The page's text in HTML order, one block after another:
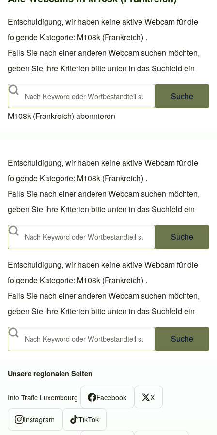
Entschuldigung, wir haben keine aktive Webcam für die
folgende Kategorie: M108k (Frankreich) .
Falls Sie nach einer anderen Webcam suchen möchten,
geben Sie Ihre Kriterien bitte unten in das Suchfeld ein
Suche
M108k (Frankreich) abonnieren
Entschuldigung, wir haben keine aktive Webcam für die
folgende Kategorie: M108k (Frankreich) .
Falls Sie nach einer anderen Webcam suchen möchten,
geben Sie Ihre Kriterien bitte unten in das Suchfeld ein
Suche
Entschuldigung, wir haben keine aktive Webcam für die
folgende Kategorie: M108k (Frankreich) .
Falls Sie nach einer anderen Webcam suchen möchten,
geben Sie Ihre Kriterien bitte unten in das Suchfeld ein
Suche
Unsere regionalen Seiten
Info Trafic Luxembourg Facebook X
Instagram TikTok